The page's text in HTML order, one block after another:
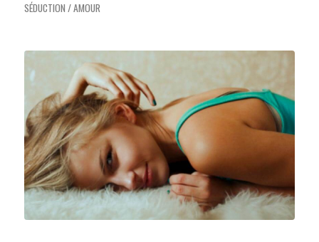
SÉDUCTION / AMOUR